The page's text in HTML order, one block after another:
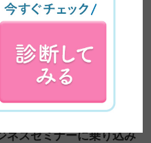
ネスセミナーに乗り込み